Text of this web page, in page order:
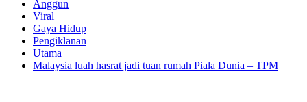
Anggun
Viral
Gaya Hidup
Pengiklanan
Utama
Malaysia luah hasrat jadi tuan rumah Piala Dunia – TPM